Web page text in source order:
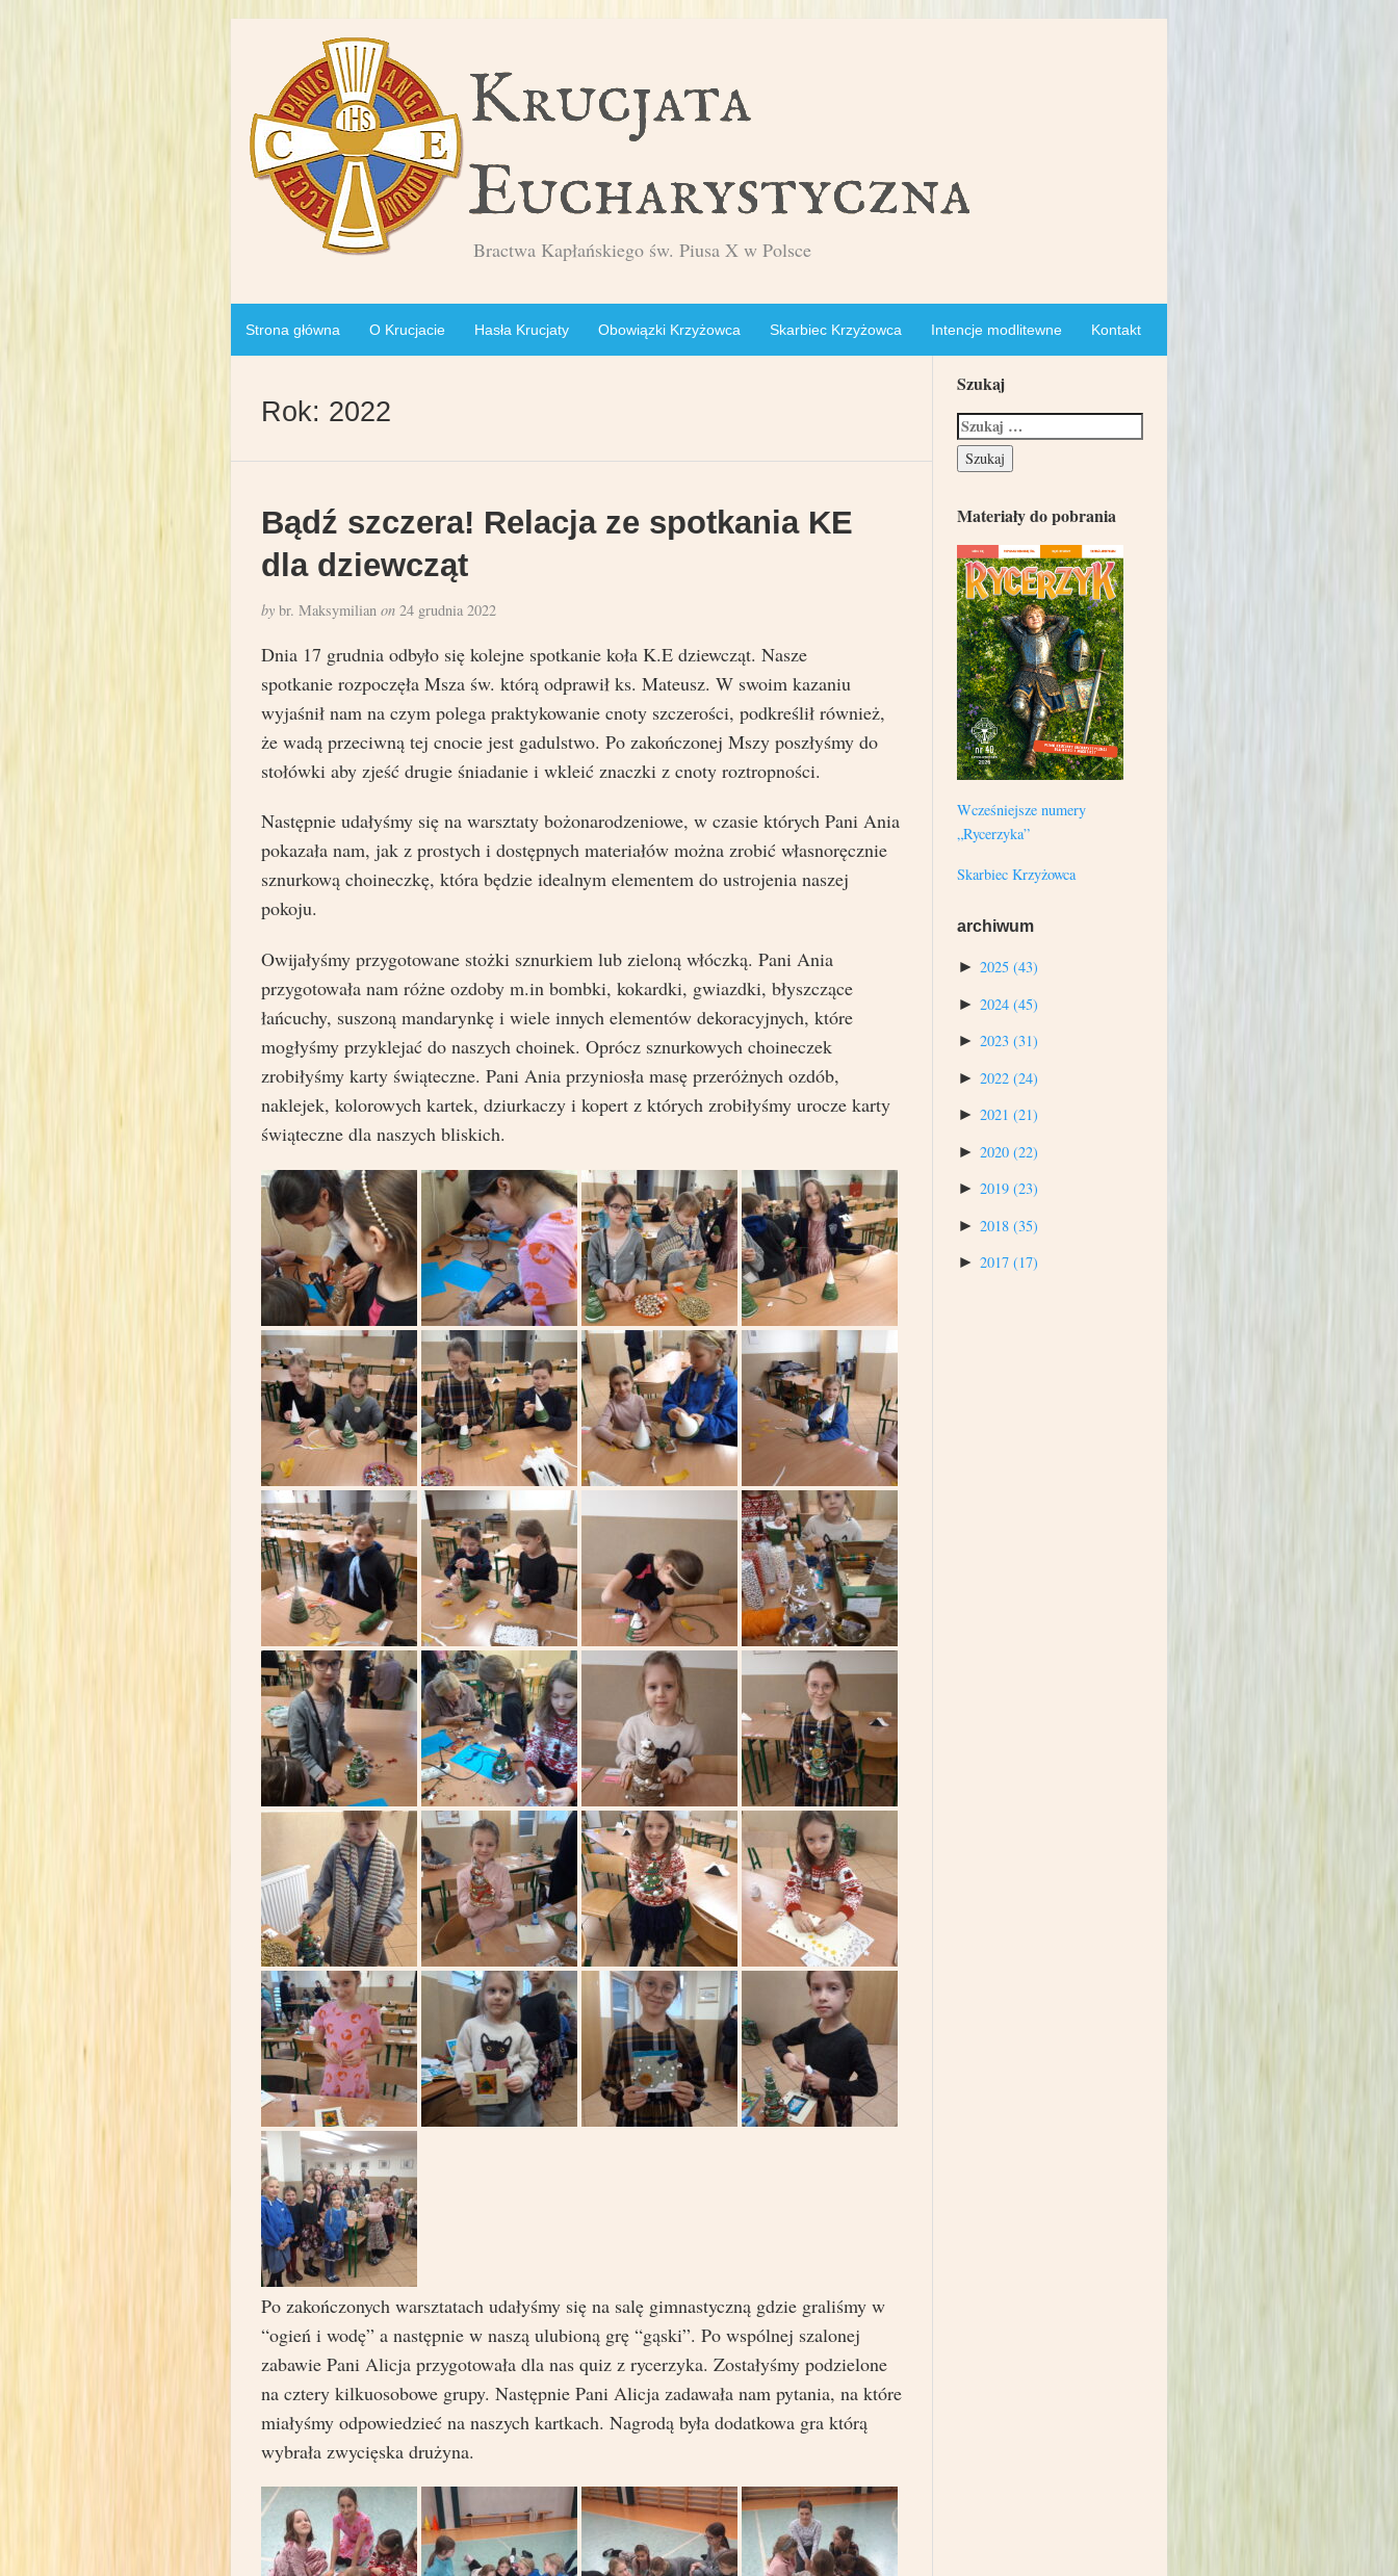
Bractwa Kapłańskiego św. Piusa X w Polsce
Strona główna O Krucjacie Hasła Krucjaty Obowiązki Krzyżowca Skarbiec Krzyżowca Intencje modlitewne Kontakt
Rok: 2022
Bądź szczera! Relacja ze spotkania KE
dla dziewcząt
bybr. Maksymilian on24 grudnia 2022
Dnia 17 grudnia odbyło się kolejne spotkanie koła K.E dziewcząt. Nasze
spotkanie rozpoczęła Msza św. którą odprawił ks. Mateusz. W swoim kazaniu
wyjaśnił nam na czym polega praktykowanie cnoty szczerości, podkreślił również,
że wadą przeciwną tej cnocie jest gadulstwo. Po zakończonej Mszy poszłyśmy do
stołówki aby zjeść drugie śniadanie i wkleić znaczki z cnoty roztropności.
Następnie udałyśmy się na warsztaty bożonarodzeniowe, w czasie których Pani Ania
pokazała nam, jak z prostych i dostępnych materiałów można zrobić własnoręcznie
sznurkową choineczkę, która będzie idealnym elementem do ustrojenia naszej
pokoju.
Owijałyśmy przygotowane stożki sznurkiem lub zieloną włóczką. Pani Ania
przygotowała nam różne ozdoby m.in bombki, kokardki, gwiazdki, błyszczące
łańcuchy, suszoną mandarynkę i wiele innych elementów dekoracyjnych, które
mogłyśmy przyklejać do naszych choinek. Oprócz sznurkowych choineczek
zrobiłyśmy karty świąteczne. Pani Ania przyniosła masę przeróżnych ozdób,
naklejek, kolorowych kartek, dziurkaczy i kopert z których zrobiłyśmy urocze karty
świąteczne dla naszych bliskich.
Po zakończonych warsztatach udałyśmy się na salę gimnastyczną gdzie graliśmy w
“ogień i wodę” a następnie w naszą ulubioną grę “gąski”. Po wspólnej szalonej
zabawie Pani Alicja przygotowała dla nas quiz z rycerzyka. Zostałyśmy podzielone
na cztery kilkuosobowe grupy. Następnie Pani Alicja zadawała nam pytania, na które
miałyśmy odpowiedzieć na naszych kartkach. Nagrodą była dodatkowa gra którą
wybrała zwycięska drużyna.
Szukaj
Materiały do pobrania
Wcześniejsze numery
„Rycerzyka”
Skarbiec Krzyżowca
archiwum
► 2025(43)
► 2024(45)
► 2023(31)
► 2022(24)
► 2021(21)
► 2020(22)
► 2019(23)
► 2018(35)
► 2017(17)